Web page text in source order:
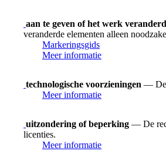
aan te geven of het werk
veranderde elementen alleen
Markeringsgids
Meer informatie
technologische voorzieningen — De
Meer informatie
uitzondering of beperking — De
licenties.
Meer informatie